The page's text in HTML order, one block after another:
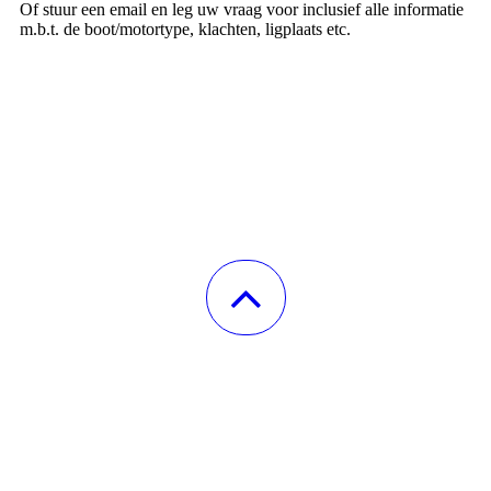
Of stuur een email en leg uw vraag voor inclusief alle informatie
m.b.t. de boot/motortype, klachten, ligplaats etc.